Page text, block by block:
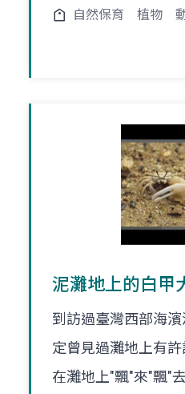
自然保育 植物
泥灘地上的白甲
到訪過臺灣西部海
定曾見過灘地上有許
在灘地上"飄"來"飄"